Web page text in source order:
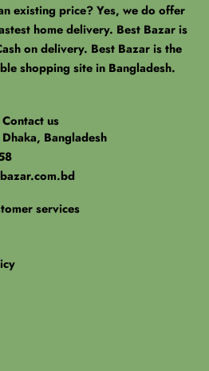
existing price? Yes, we do offer
home delivery. Best Bazar is
on delivery. Best Bazar is the
shopping site in Bangladesh.
Contact us
Bangladesh
services